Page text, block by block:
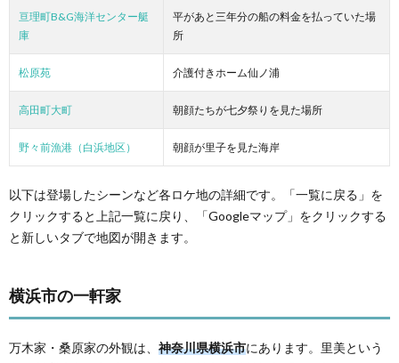
亘理町B&G海洋センター艇
庫
平があと三年分の船の料金を払っていた場
所
松原苑 介護付きホーム仙ノ浦
高田町大町 朝顔たちが七夕祭りを見た場所
野々前漁港（白浜地区） 朝顔が里子を見た海岸
以下は登場したシーンなど各ロケ地の詳細です。「一覧に戻る」を
クリックすると上記一覧に戻り、「Googleマップ」をクリックする
と新しいタブで地図が開きます。
横浜市の一軒家
万木家・桑原家の外観は、 神奈川県横浜市にあります。里美という